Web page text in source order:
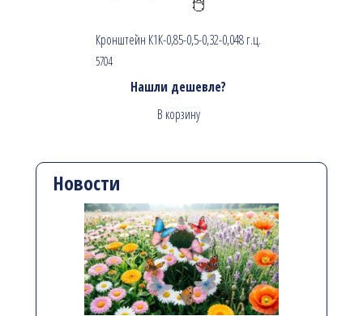
Кронштейн К1К-0,85-0,5-0,32-0,048 г.ц.
5704
Нашли дешевле?
В корзину
Новости